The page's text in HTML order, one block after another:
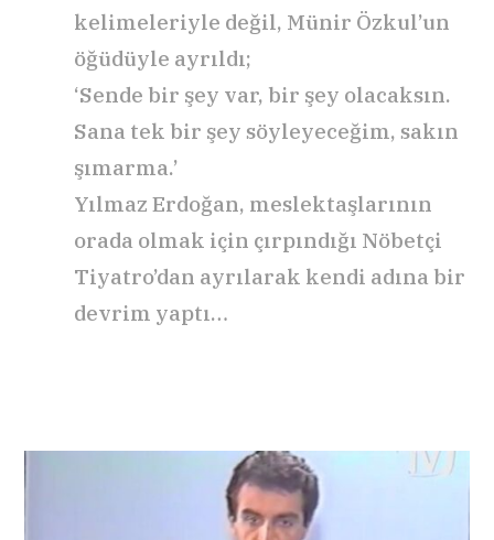
kelimeleriyle değil, Münir Özkul’un
öğüdüyle ayrıldı;
‘Sende bir şey var, bir şey olacaksın.
Sana tek bir şey söyleyeceğim, sakın
şımarma.’
Yılmaz Erdoğan, meslektaşlarının
orada olmak için çırpındığı Nöbetçi
Tiyatro’dan ayrılarak kendi adına bir
devrim yaptı…